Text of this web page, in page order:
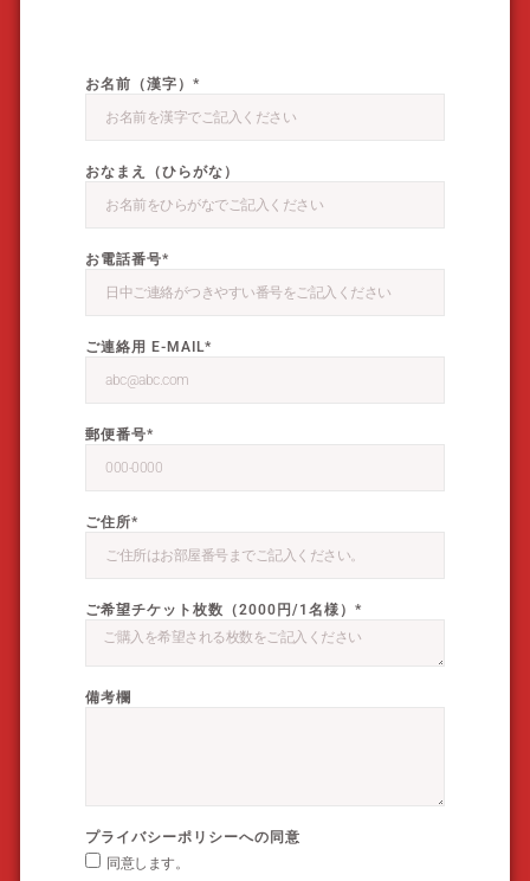
お名前（漢字）*
おなまえ（ひらがな）
お電話番号*
ご連絡用 E-MAIL*
郵便番号*
ご住所*
ご希望チケット枚数（2000円/1名様）*
備考欄
プライバシーポリシーへの同意
同意します。